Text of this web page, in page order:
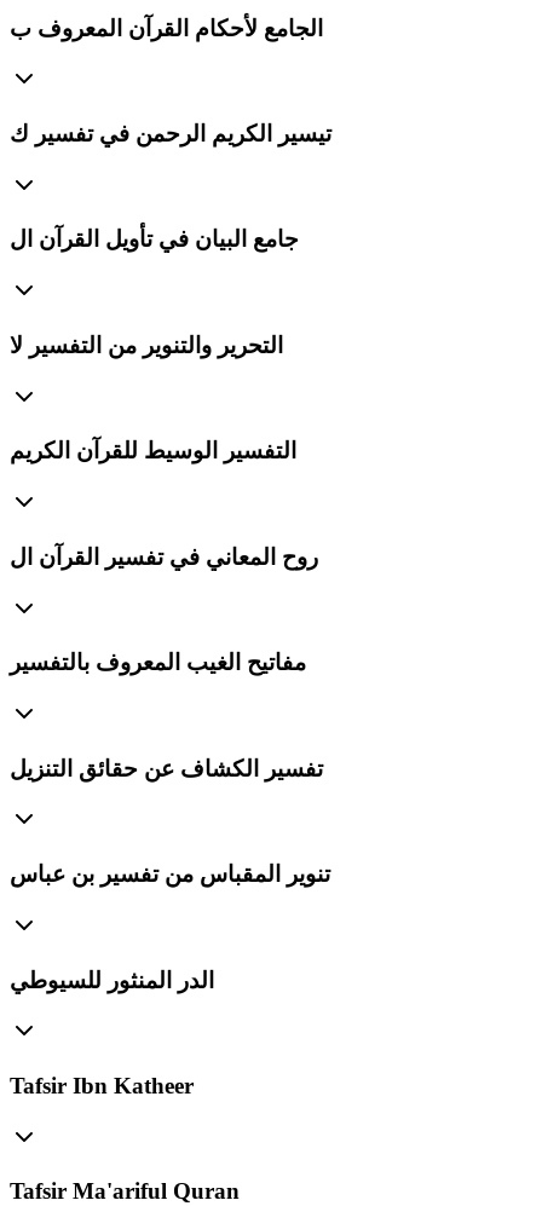
الجامع لأحكام القرآن المعروف ب
تيسير الكريم الرحمن في تفسير ك
جامع البيان في تأويل القرآن ال
التحرير والتنوير من التفسير لا
التفسير الوسيط للقرآن الكريم
روح المعاني في تفسير القرآن ال
مفاتيح الغيب المعروف بالتفسير
تفسير الكشاف عن حقائق التنزيل
تنوير المقباس من تفسير بن عباس
الدر المنثور للسيوطي
Tafsir Ibn Katheer
Tafsir Ma'ariful Quran